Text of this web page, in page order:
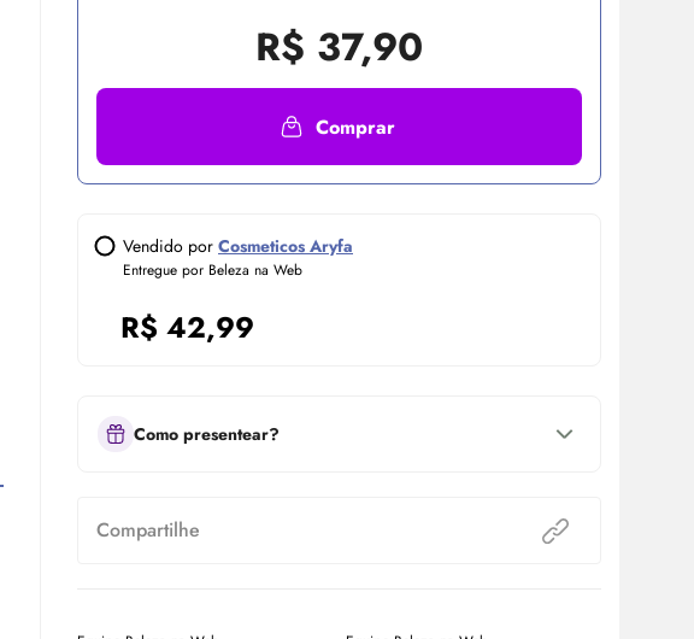
R$ 37,90
Comprar
Vendido por Cosmeticos Aryfa
Entregue por Beleza na Web
R$ 42,99
Como presentear?
Compartilhe